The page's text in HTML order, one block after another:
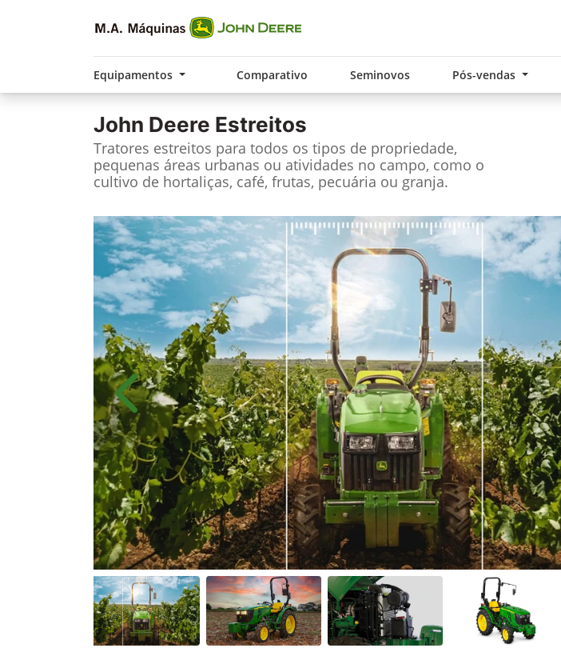
Equipamentos Comparativo Seminovos Pós-vendas
John Deere Estreitos
Tratores estreitos para todos os tipos de propriedade,
pequenas áreas urbanas ou atividades no campo, como o
cultivo de hortaliças, café, frutas, pecuária ou granja.
Anterior